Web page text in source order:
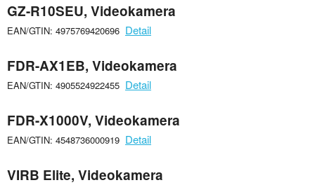
GZ-R10SEU, Videokamera
EAN/GTIN: 4975769420696 Detail
FDR-AX1EB, Videokamera
EAN/GTIN: 4905524922455 Detail
FDR-X1000V, Videokamera
EAN/GTIN: 4548736000919 Detail
VIRB Elite, Videokamera